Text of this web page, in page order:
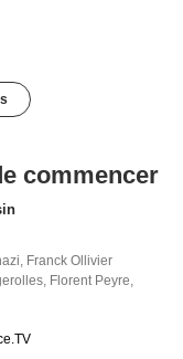
commencer
, Franck Ollivier
, Florent Peyre,